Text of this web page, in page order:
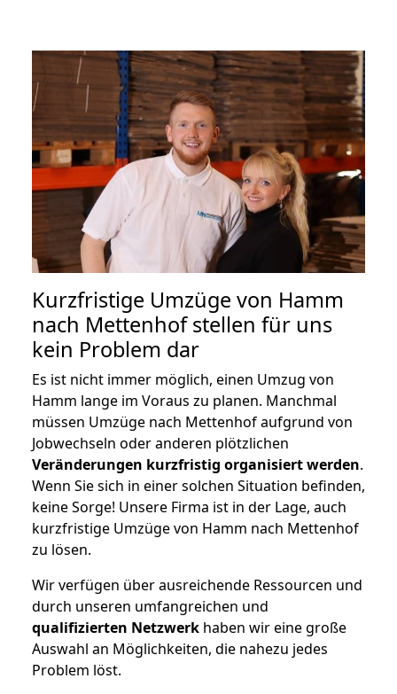
Kurzfristige Umzüge von Hamm
nach Mettenhof stellen für uns
kein Problem dar
Es ist nicht immer möglich, einen Umzug von
Hamm lange im Voraus zu planen. Manchmal
müssen Umzüge nach Mettenhof aufgrund von
Jobwechseln oder anderen plötzlichen
Veränderungen kurzfristig organisiert werden.
Wenn Sie sich in einer solchen Situation befinden,
keine Sorge! Unsere Firma ist in der Lage, auch
kurzfristige Umzüge von Hamm nach Mettenhof
zu lösen.
Wir verfügen über ausreichende Ressourcen und
durch unseren umfangreichen und
qualifizierten Netzwerk haben wir eine große
Auswahl an Möglichkeiten, die nahezu jedes
Problem löst.